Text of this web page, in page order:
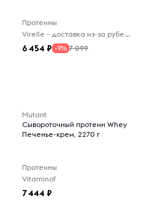
Протеины
Virelle - доставка из-за рубежа
6 454 -9% 7 099
Mutant
Сывороточный протеин Whey
Печенье-крем, 2270 г
Протеины
Vitaminof
7 444